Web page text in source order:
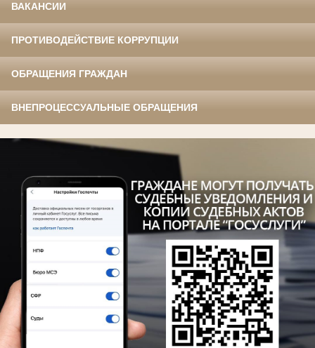
ВАКАНСИИ
ПРОТИВОДЕЙСТВИЕ КОРРУПЦИИ
ОБРАЩЕНИЯ ГРАЖДАН
ВНЕПРОЦЕССУАЛЬНЫЕ ОБРАЩЕНИЯ